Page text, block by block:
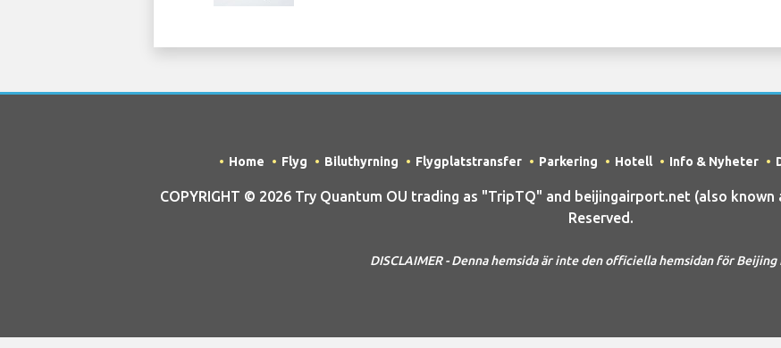
Home Flyg Biluthyrning Flygplatstransfer Parkering Hotell Info & Nyheter
COPYRIGHT © 2026 Try Quantum OU trading as "TripTQ" and beijingairport.net (also
Reserved.
DISCLAIMER - Denna hemsida är inte den officiella hemsidan för Beijing